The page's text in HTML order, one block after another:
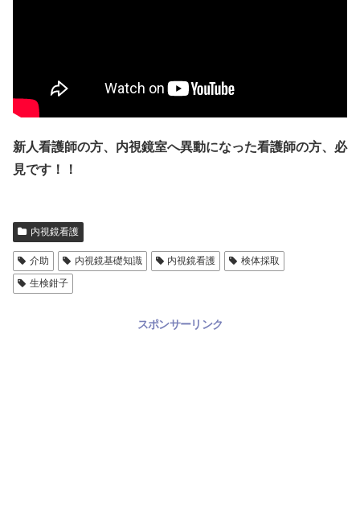
新人看護師の方、内視鏡室へ異動になった看護師の方、必
見です！！
内視鏡看護
介助 内視鏡基礎知識 内視鏡看護
検体採取
生検鉗子
スポンサーリンク